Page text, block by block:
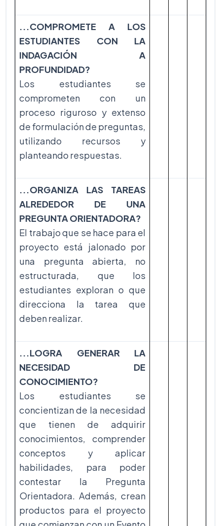
...COMPROMETE A LOS
ESTUDIANTES CON LA
INDAGACIÓN A
PROFUNDIDAD?
Los estudiantes se
comprometen con un
proceso riguroso y extenso
de formulación de preguntas,
utilizando recursos y
planteando respuestas.
...ORGANIZA LAS TAREAS
ALREDEDOR DE UNA
PREGUNTA ORIENTADORA?
El trabajo que se hace para el
proyecto está jalonado por
una pregunta abierta, no
estructurada, que los
estudiantes exploran o que
direcciona la tarea que
deben realizar.
...LOGRA GENERAR LA
NECESIDAD DE
CONOCIMIENTO?
Los estudiantes se
concientizan de la necesidad
que tienen de adquirir
conocimientos, comprender
conceptos y aplicar
habilidades, para poder
contestar la Pregunta
Orientadora. Además, crean
productos para el proyecto